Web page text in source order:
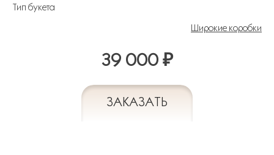
Тип букета
Широкие коробки
39 000 ₽